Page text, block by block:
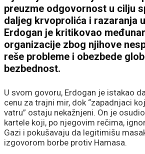
preuzme odgovornost u cilju
daljeg krvoprolića i razaranja
Erdogan je kritikovao
organizacije zbog njihove
reše probleme i obezbede
bezbednost.
U svom govoru, Erdogan je istakao
cenu za trajni mir, dok “zapadnjaci
vatru” ostaju nekažnjeni. On je
kartele koji, po njegovim rečima,
Gazi i pokušavaju da legitimišu
izgovorom borbe protiv Hamasa.